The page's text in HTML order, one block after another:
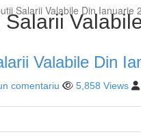
Salarii Valabile Din Ianuarie
Valabile Din
comentariu 5,858 Views